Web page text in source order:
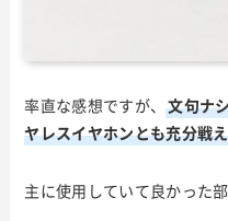
率直な感想ですが、文句ナ
ヤレスイヤホンとも充分戦
主に使用していて良かった